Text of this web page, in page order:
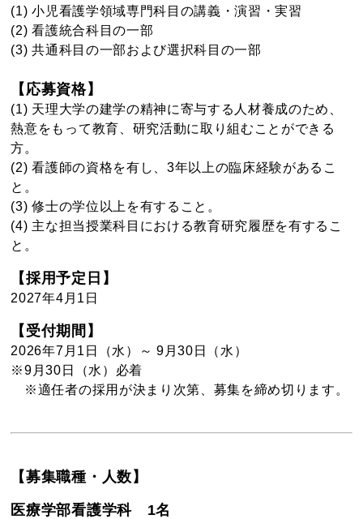
(1) 小児看護学領域専門科目の講義・演習・実習
(2) 看護統合科目の一部
(3) 共通科目の一部および選択科目の一部
【応募資格】
(1) 天理大学の建学の精神に寄与する人材養成のため、
熱意をもって教育、研究活動に取り組むことができる
方。
(2) 看護師の資格を有し、3年以上の臨床経験があるこ
と。
(3) 修士の学位以上を有すること。
(4) 主な担当授業科目における教育研究履歴を有するこ
と。
【採用予定日】
2027年4月1日
【受付期間】
2026年7月1日（水）～ 9月30日（水）
※9月30日（水）必着
※適任者の採用が決まり次第、募集を締め切ります。
【募集職種・人数】
医療学部看護学科 1名